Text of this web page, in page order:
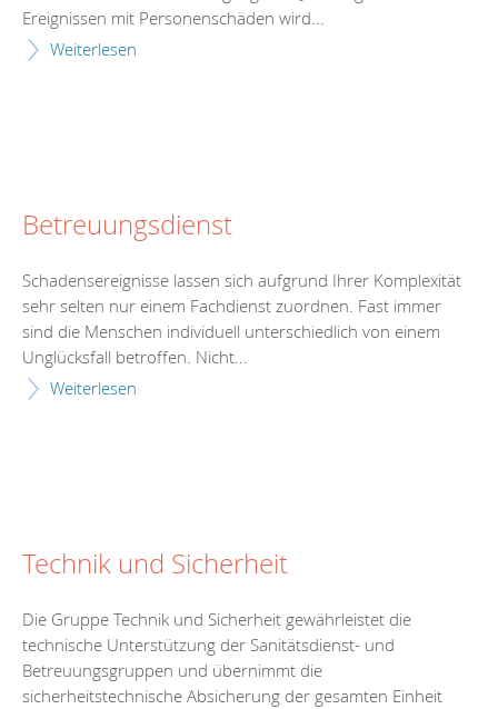
Ereignissen mit Personenschäden wird...
Weiterlesen
Betreuungsdienst
Schadensereignisse lassen sich aufgrund Ihrer Komplexität
sehr selten nur einem Fachdienst zuordnen. Fast immer
sind die Menschen individuell unterschiedlich von einem
Unglücksfall betroffen. Nicht...
Weiterlesen
Technik und Sicherheit
Die Gruppe Technik und Sicherheit gewährleistet die
technische Unterstützung der Sanitätsdienst- und
Betreuungsgruppen und übernimmt die
sicherheitstechnische Absicherung der gesamten Einheit